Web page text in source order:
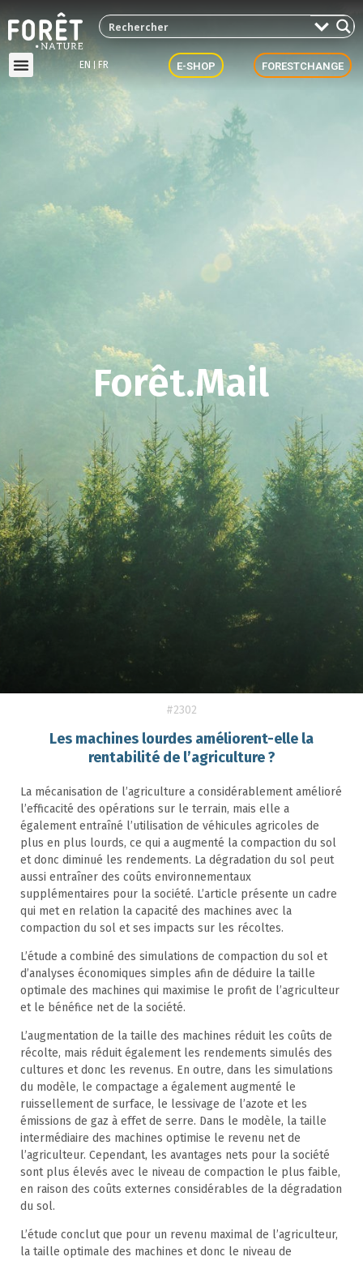
EN FR E-SHOP FORESTCHANGE
Forêt.Mail
#2302
Les machines lourdes améliorent-elle la
rentabilité de l’agriculture ?
La mécanisation de l’agriculture a considérablement amélioré
l’efficacité des opérations sur le terrain, mais elle a
également entraîné l’utilisation de véhicules agricoles de
plus en plus lourds, ce qui a augmenté la compaction du sol
et donc diminué les rendements. La dégradation du sol peut
aussi entraîner des coûts environnementaux
supplémentaires pour la société. L’article présente un cadre
qui met en relation la capacité des machines avec la
compaction du sol et ses impacts sur les récoltes.
L’étude a combiné des simulations de compaction du sol et
d’analyses économiques simples afin de déduire la taille
optimale des machines qui maximise le profit de l’agriculteur
et le bénéfice net de la société.
L’augmentation de la taille des machines réduit les coûts de
récolte, mais réduit également les rendements simulés des
cultures et donc les revenus. En outre, dans les simulations
du modèle, le compactage a également augmenté le
ruissellement de surface, le lessivage de l’azote et les
émissions de gaz à effet de serre. Dans le modèle, la taille
intermédiaire des machines optimise le revenu net de
l’agriculteur. Cependant, les avantages nets pour la société
sont plus élevés avec le niveau de compaction le plus faible,
en raison des coûts externes considérables de la dégradation
du sol.
L’étude conclut que pour un revenu maximal de l’agriculteur,
la taille optimale des machines et donc le niveau de